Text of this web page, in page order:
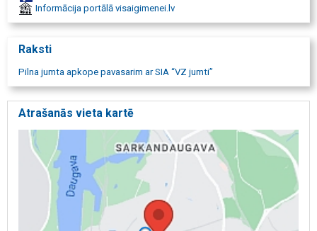
siltumizolācijas montāža
sniega barjeras
parapeti
drošības sistēmas jumtiem
remonta tāmes sastādīšana
jumta konsultācijas
Informācija portālā visaigimenei.lv
Raksti
Pilna jumta apkope pavasarim ar SIA “VZ jumti”
Atrašanās vieta kartē